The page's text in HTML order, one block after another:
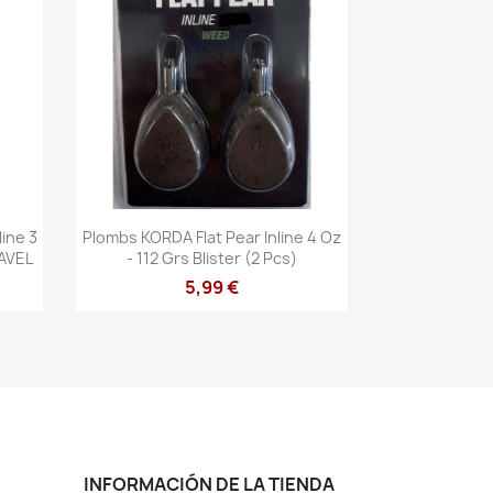
3
Vista rápida
Plombs KORDA Flat Pear Inline 4 Oz
- 112 Grs Blister (2 Pcs)
5,99 €
INFORMACIÓN DE LA TIENDA